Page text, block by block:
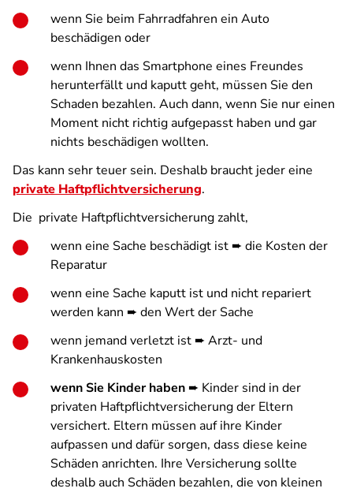
wenn Sie beim Fahrradfahren ein Auto
beschädigen oder
wenn Ihnen das Smartphone eines Freundes
herunterfällt und kaputt geht, müssen Sie den
Schaden bezahlen. Auch dann, wenn Sie nur einen
Moment nicht richtig aufgepasst haben und gar
nichts beschädigen wollten.
Das kann sehr teuer sein. Deshalb braucht jeder eine
private Haftpflichtversicherung.
Die private Haftpflichtversicherung zahlt,
wenn eine Sache beschädigt ist ➨ die Kosten der
Reparatur
wenn eine Sache kaputt ist und nicht repariert
werden kann ➨ den Wert der Sache
wenn jemand verletzt ist ➨ Arzt- und
Krankenhauskosten
wenn Sie Kinder haben ➨ Kinder sind in der
privaten Haftpflichtversicherung der Eltern
versichert. Eltern müssen auf ihre Kinder
aufpassen und dafür sorgen, dass diese keine
Schäden anrichten. Ihre Versicherung sollte
deshalb auch Schäden bezahlen, die von kleinen